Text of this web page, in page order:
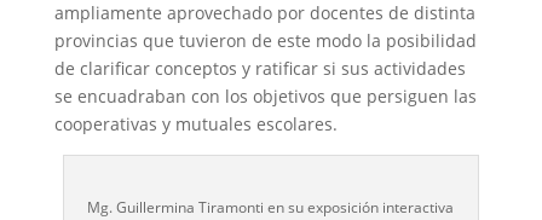
ampliamente aprovechado por docentes de distinta
provincias que tuvieron de este modo la posibilidad
de clarificar conceptos y ratificar si sus actividades
se encuadraban con los objetivos que persiguen las
cooperativas y mutuales escolares.
Mg. Guillermina Tiramonti en su exposición interactiva